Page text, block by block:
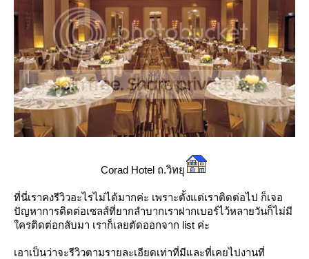
Corad Hotel ถ.วิทยุ
ที่นี่เราคงรีวิวอะไรไม่ได้มากค่ะ เพราะตั้งแต่เราติดต่อไป ก็เจอ
ปัญหาการติดต่อเซลส์ที่ยากลำบากเราฝากเบอร์ไว้หลายวันก็ไม่มี
ครติดต่อกลับมา เราก็เลยตัดออกจาก list ค่ะ
เอาเป็นว่าจะรีวิวตามรายละเอียดเท่าที่มีและที่เคยไปงานที่